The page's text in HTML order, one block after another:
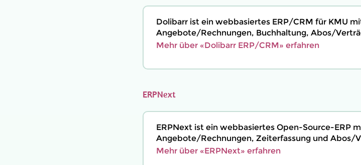
Dolibarr ist ein webbasiertes ERP/CRM für KMU
Angebote/Rechnungen, Buchhaltung, Abos/
Mehr über «Dolibarr ERP/CRM» erfahren
ERPNext
ERPNext ist ein webbasiertes Open-Source-ERP
Angebote/Rechnungen, Zeiterfassung und Abos/
Mehr über «ERPNext» erfahren